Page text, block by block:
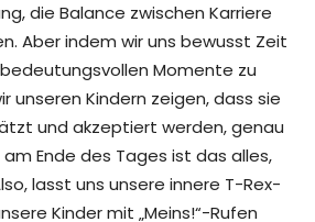
die Balance zwischen Karriere
Aber indem wir uns bewusst Zeit
Momente zu
unseren Kindern zeigen, dass sie
und akzeptiert werden, genau
am Ende des Tages ist das alles,
lasst uns unsere innere T-Rex-
Kinder mit „Meins!“-Rufen